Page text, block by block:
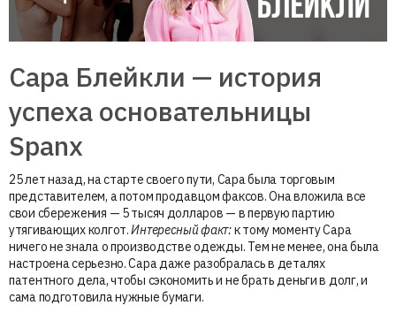
Сара Блейкли — история
успеха основательницы
Spanx
25 лет назад, на старте своего пути, Сара была торговым
представителем, а потом продавцом факсов. Она вложила все
свои сбережения — 5 тысяч долларов — в первую партию
утягивающих колгот.Интересный факт:к тому моменту Сара
ничего не знала о производстве одежды. Тем не менее, она была
настроена серьезно. Сара даже разобралась в деталях
патентного дела, чтобы сэкономить и не брать деньги в долг, и
сама подготовила нужные бумаги.